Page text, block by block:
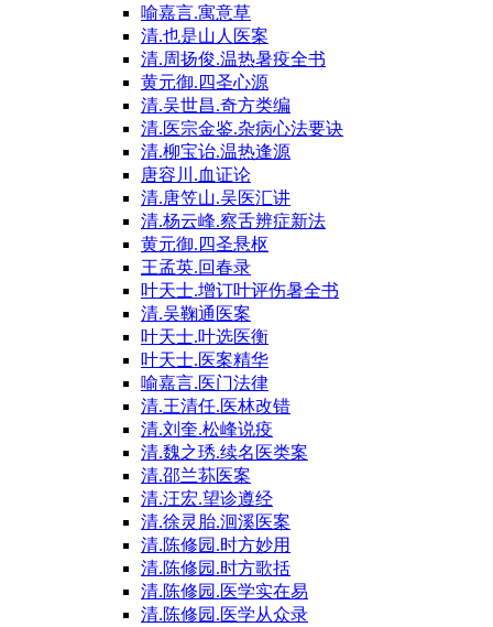
喻嘉言.寓意草
清.也是山人医案
清.周扬俊.温热暑疫全书
黄元御.四圣心源
清.吴世昌.奇方类编
清.医宗金鉴.杂病心法要诀
清.柳宝诒.温热逢源
唐容川.血证论
清.唐笠山.吴医汇讲
清.杨云峰.察舌辨症新法
黄元御.四圣悬枢
王孟英.回春录
叶天士.增订叶评伤暑全书
清.吴鞠通医案
叶天士.叶选医衡
叶天士.医案精华
喻嘉言.医门法律
清.王清任.医林改错
清.刘奎.松峰说疫
清.魏之琇.续名医类案
清.邵兰荪医案
清.汪宏.望诊遵经
清.徐灵胎.洄溪医案
清.陈修园.时方妙用
清.陈修园.时方歌括
清.陈修园.医学实在易
清.陈修园.医学从众录